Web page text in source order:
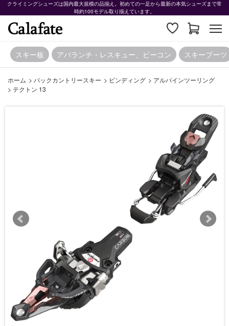
クライミングシューズは国内最大規模の品揃え。初めての一足から最新の本気シューズまで常
時約100モデル取り揃えています。
スキー板 アバランチ・レスキュー、ビーコン スキーブーツ
ホーム > バックカントリースキー > ビンディング > アルパインツーリング
> テクトン 13